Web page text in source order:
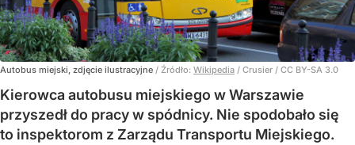
Autobus miejski, zdjęcie ilustracyjne / Źródło: Wikipedia / Crusier / CC BY-SA 3.0
Kierowca autobusu miejskiego w Warszawie
przyszedł do pracy w spódnicy. Nie spodobało się
to inspektorom z Zarządu Transportu Miejskiego.